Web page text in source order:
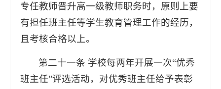
专任教师晋升高一级教师职务时，原则上要
有担任班主任等学生教育管理工作的经历，
且考核合格以上。
第二十一条 学校每两年开展一次“优秀
班主任”评选活动，对优秀班主任给予表彰